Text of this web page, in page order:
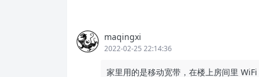
maqingxi
2022-02-25 22:14:36
家里用的是移动宽带，在楼上房间里 WiFi